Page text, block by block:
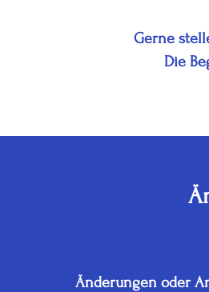
Gerne
Die
Änderungen oder